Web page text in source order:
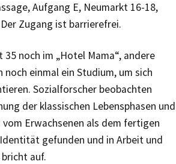
Aufgang E, Neumarkt 16-18,
Zugang ist barrierefrei.
35 noch im „Hotel Mama“, andere
einmal ein Studium, um sich
Sozialforscher beobachten
der klassischen Lebensphasen und
Erwachsenen als dem fertigen
gefunden und in Arbeit und
auf.